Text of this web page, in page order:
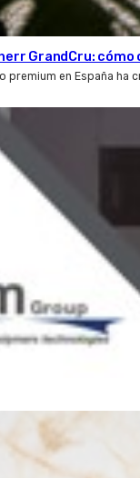
GrandCru:
premium en España ha